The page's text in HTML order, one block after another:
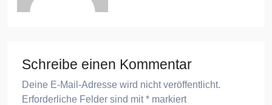
Schreibe einen Kommentar
Deine E-Mail-Adresse wird nicht veröffentlicht.
Erforderliche Felder sind mit* markiert